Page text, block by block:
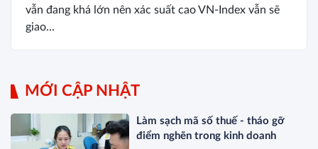
vẫn đang khá lớn nên xác suất cao VN-Index vẫn sẽ
giao...
MỚI CẬP NHẬT
Làm sạch mã số thuế - tháo gỡ
điểm nghẽn trong kinh doanh